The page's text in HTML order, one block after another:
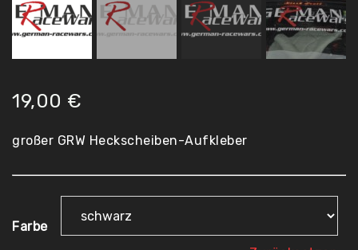
19,00 €
großer GRW Heckscheiben-Aufkleber
Farbe